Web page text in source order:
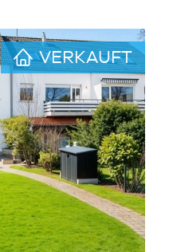
VERKAUFT